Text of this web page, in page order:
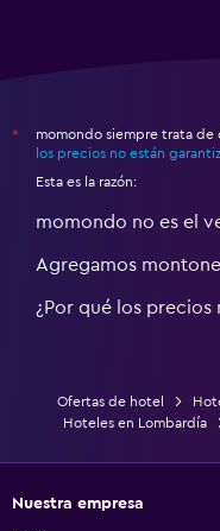
*
momondo siempre trata de
los precios no están
Esta es la razón:
momondo no es el
Agregamos
¿Por qué los precios
Ofertas de hotel
Hoteles en Lombardía
Nuestra empresa